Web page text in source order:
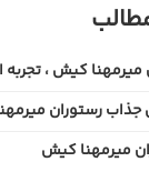
میرمهنا کیش ، تجربه
رستوران
میرمهنا کیش